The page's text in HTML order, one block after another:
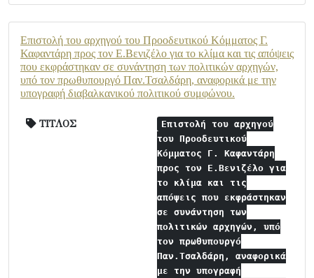
Επιστολή του αρχηγού του Προοδευτικού Κόμματος Γ.
Καφαντάρη προς τον Ε.Βενιζέλο για το κλίμα και τις απόψεις
που εκφράστηκαν σε συνάντηση των πολιτικών αρχηγών,
υπό τον πρωθυπουργό Παν.Τσαλδάρη, αναφορικά με την
υπογραφή διαβαλκανικού πολιτικού συμφώνου.
ΤΙΤΛΟΣ
Επιστολή του αρχηγού
του Προοδευτικού
Κόμματος Γ. Καφαντάρη
προς τον Ε.Βενιζέλο για
το κλίμα και τις
απόψεις που εκφράστηκαν
σε συνάντηση των
πολιτικών αρχηγών, υπό
τον πρωθυπουργό
Παν.Τσαλδάρη, αναφορικά
με την υπογραφή